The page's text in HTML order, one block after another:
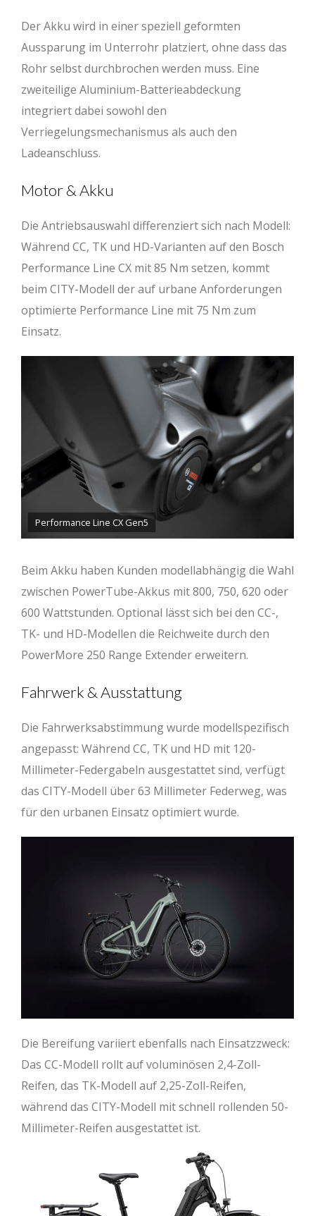
Der Akku wird in einer speziell geformten
Aussparung im Unterrohr platziert, ohne dass das
Rohr selbst durchbrochen werden muss. Eine
zweiteilige Aluminium-Batterieabdeckung
integriert dabei sowohl den
Verriegelungsmechanismus als auch den
Ladeanschluss.
Motor & Akku
Die Antriebsauswahl differenziert sich nach Modell:
Während CC, TK und HD-Varianten auf den Bosch
Performance Line CX mit 85 Nm setzen, kommt
beim CITY-Modell der auf urbane Anforderungen
optimierte Performance Line mit 75 Nm zum
Einsatz.
Performance Line CX Gen5
Beim Akku haben Kunden modellabhängig die Wahl
zwischen PowerTube-Akkus mit 800, 750, 620 oder
600 Wattstunden. Optional lässt sich bei den CC-,
TK- und HD-Modellen die Reichweite durch den
PowerMore 250 Range Extender erweitern.
Fahrwerk & Ausstattung
Die Fahrwerksabstimmung wurde modellspezifisch
angepasst: Während CC, TK und HD mit 120-
Millimeter-Federgabeln ausgestattet sind, verfügt
das CITY-Modell über 63 Millimeter Federweg, was
für den urbanen Einsatz optimiert wurde.
Die Bereifung variiert ebenfalls nach Einsatzzweck:
Das CC-Modell rollt auf voluminösen 2,4-Zoll-
Reifen, das TK-Modell auf 2,25-Zoll-Reifen,
während das CITY-Modell mit schnell rollenden 50-
Millimeter-Reifen ausgestattet ist.